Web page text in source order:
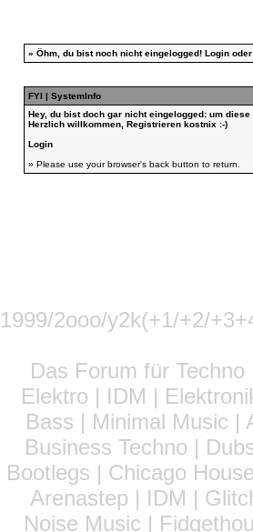
» Öhm, du bist noch nicht eingelogged! Loginoder
FYI | SystemInfo
Hey, du bist doch gar nicht eingelogged: um
Herzlich willkommen, Registrieren kostnix :-)
Login
» Please use your browser's back button to return.
1999/2ooo/y2k(+1/+2/
Das Forum für
Elektro | IDM |
Bass | Minimal Music |
Business Techno |
Bootlegs | Chicago
Arenastep | IDM |
Noise Music |